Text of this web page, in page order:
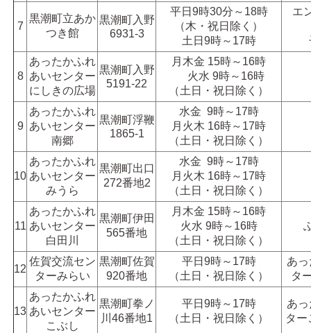
7
黒潮町立あか
つき館
黒潮町入野
6931-3
平日9時30分～18時
（木・祝日除く）
土日9時～17時
エ
8
あったかふれ
あいセンター
にしきの広場
黒潮町入野
5191-22
月木金 15時～16時
火水 9時～16時
（土日・祝日除く）
9
あったかふれ
あいセンター
南郷
黒潮町浮鞭
1865-1
水金 9時～17時
月火木 16時～17時
（土日・祝日除く）
10
あったかふれ
あいセンター
みうら
黒潮町出口
272番地2
水金 9時～17時
月火木 16時～17時
（土日・祝日除く）
11
あったかふれ
あいセンター
白田川
黒潮町伊田
565番地
月木金 15時～16時
火水 9時～16時
（土日・祝日除く）
12
佐賀交流セン
ターみらい
黒潮町佐賀
920番地
平日9時～17時
（土日・祝日除く）
あ
タ
13
あったかふれ
あいセンター
こぶし
黒潮町拳ノ
川46番地1
平日9時～17時
（土日・祝日除く）
あ
ター